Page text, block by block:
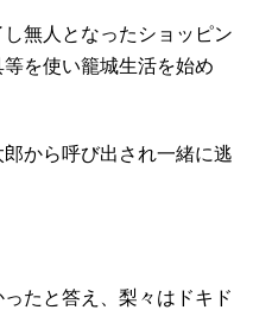
無人となったショッピン
を使い籠城生活を始め
から呼び出され一緒に逃
たと答え、梨々はドキド